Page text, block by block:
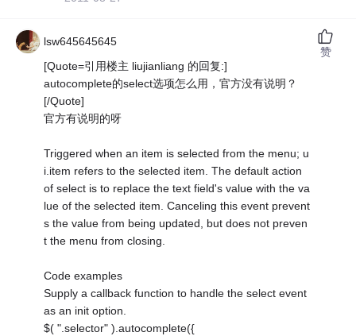
lsw645645645
[Quote=引用楼主 liujianliang 的回复:]
autocomplete的select选项怎么用，官方没有说明？
[/Quote]
官方有说明的呀
Triggered when an item is selected from the menu; u
i.item refers to the selected item. The default action
of select is to replace the text field's value with the va
lue of the selected item. Canceling this event prevent
s the value from being updated, but does not preven
t the menu from closing.
Code examples
Supply a callback function to handle the select event
as an init option.
$( ".selector" ).autocomplete({
赞